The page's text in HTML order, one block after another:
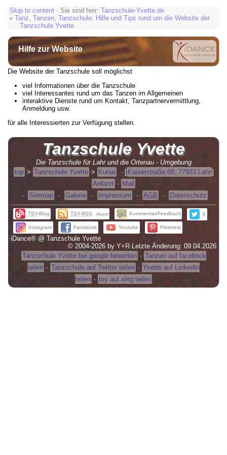
Skip to content · Sie sind hier: Tanzschule-Yvette.de
» Tanz, Tanzen, Tanzschule: Hilfe und Tips rund um die Website der
Tanzschule Yvette
Hilfe zur Website
Die Website der Tanzschule soll möglichst
viel Informationen über die Tanzschule
viel Interessantes rund um das Tanzen im Allgemeinen
interaktive Dienste rund um Kontakt, Tanzpartnervermittlung,
Anmeldung usw.
für alle Interessierten zur Verfügung stellen.
Tanzschule Yvette
Die Tanzschule für Lahr und die Ortenau - Umgebung
top > Tanzschule Yvette > Kurse · [ Kaiserstraße 68, 77933 Lahr]
Anfahrt · Mail
·
Sitemap ·Galerie· Impressum · AGB · Datenschutz
TSY-Blog TSY-RSS Atom Kommentar/Feedback X
Instagram Facebook Youtube Pinterest
iDance® @ Tanzschule Yvette
© 2004-2026 by Y+R· Letzte Änderung: 09.04.2026
Tanzschule Yvette bei google bewerten · Tanzen auf facebook
teilen · Tanzschule auf Twitter teilen· Yvette auf LinkedIn
teilen · tsy auf xing teilen